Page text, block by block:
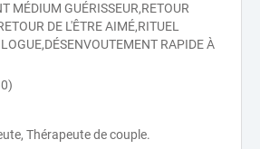
MÉDIUM GUÉRISSEUR,RETOUR
DE L'ÊTRE AIMÉ,RITUEL
RAPIDE À
Thérapeute de couple.